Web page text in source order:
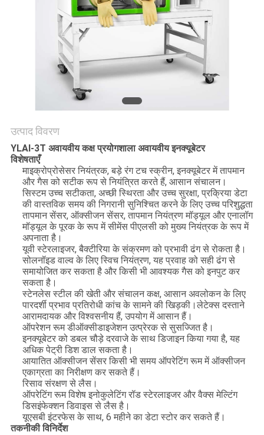
PRIVACY
POLICY
उत्पाद विवरण
YLAI-3T अवायवीय कक्ष प्रयोगशाला अवायवीय इनक्यूबेटर
विशेषताएँ
माइक्रोप्रोसेसर नियंत्रक, बड़े रंग टच स्क्रीन, इनक्यूबेटर में तापमान
और गैस को सटीक रूप से नियंत्रित करते हैं, आसान संचालन।
सिस्टम उच्च सटीकता, अच्छी स्थिरता और उच्च सुरक्षा, प्रक्रिया डेटा
की वास्तविक समय की निगरानी सुनिश्चित करने के लिए उच्च परिशुद्धता
तापमान सेंसर, ऑक्सीजन सेंसर, तापमान नियंत्रण मॉड्यूल और एनालॉग
मॉड्यूल के पूरक के रूप में सीमेंस पीएलसी को मुख्य नियंत्रक के रूप में
अपनाता है।
यूवी स्टेरलाइजर, बैक्टीरिया के संक्रमण को प्रभावी ढंग से रोकता है।
सोलनॉइड वाल्व के लिए स्विच नियंत्रण, यह प्रवाह को सही ढंग से
समायोजित कर सकता है और किसी भी आवश्यक गैस को इनपुट कर
सकता है।
स्टेनलेस स्टील की खेती और संचालन कक्ष, आसान अवलोकन के लिए
पारदर्शी प्रभाव प्रतिरोधी कांच के सामने की खिड़की।लेटेक्स दस्ताने
आरामदायक और विश्वसनीय हैं, उपयोग में आसान हैं।
ऑपरेशन रूम डीऑक्सीडाइजेशन उत्प्रेरक से सुसज्जित है।
इनक्यूबेटर को डबल चौड़े दरवाजे के साथ डिजाइन किया गया है, यह
अधिक पेट्री डिश डाल सकता है।
आयातित ऑक्सीजन सेंसर किसी भी समय ऑपरेटिंग रूम में ऑक्सीजन
एकाग्रता का निरीक्षण कर सकते हैं।
रिसाव संरक्षण से लैस।
ऑपरेटिंग रूम विशेष इनोकुलेटिंग रॉड स्टेरलाइजर और वैक्स मेल्टिंग
डिसइंफेक्शन डिवाइस से लैस है।
यूएसबी इंटरफेस के साथ, 6 महीने का डेटा स्टोर कर सकते हैं।
तकनीकी विनिर्देश